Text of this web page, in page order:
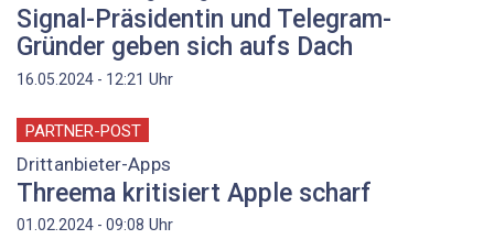
Signal-Präsidentin und Telegram-
Gründer geben sich aufs Dach
16.05.2024 - 12:21 Uhr
PARTNER-POST
Drittanbieter-Apps
Threema kritisiert Apple scharf
01.02.2024 - 09:08 Uhr